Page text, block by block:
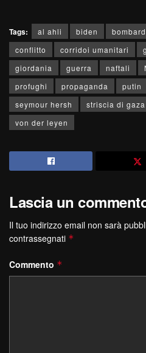
Tags: al ahli biden
conflitto
corridoi umanitari
giordania
guerra naftali
profughi
propaganda putin
seymour hersh
striscia di gaza
von der leyen
Lascia un
Il tuo indirizzo email non sarà
contrassegnati *
Commento *